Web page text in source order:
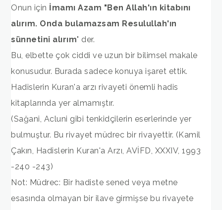
Onun için İmamı Azam "Ben Allah'ın kitabını
alırım. Onda bulamazsam Resulullah'ın
sünnetini alırım" der.
Bu, elbette çok ciddi ve uzun bir bilimsel makale
konusudur. Burada sadece konuya işaret ettik.
Hadislerin Kuran'a arzı rivayeti önemli hadis
kitaplarında yer almamıştır.
(Sağani, Acluni gibi tenkidçilerin eserlerinde yer
bulmuştur. Bu rivayet müdrec bir rivayettir. (Kamil
Çakın, Hadislerin Kuran'a Arzı, AVİFD, XXXIV, 1993
-240 -243)
Not: Müdrec: Bir hadiste sened veya metne
esasında olmayan bir ilave girmişse bu rivayete